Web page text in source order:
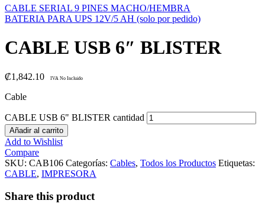
CABLE SERIAL 9 PINES MACHO/HEMBRA
BATERIA PARA UPS 12V/5 AH (solo por pedido)
CABLE USB 6″ BLISTER
₡1,842.10 IVA No Incluido
Cable
CABLE USB 6" BLISTER cantidad
Añadir al carrito
Add to Wishlist
Compare
SKU: CAB106 Categorías: Cables, Todos los Productos Etiquetas:
CABLE, IMPRESORA
Share this product